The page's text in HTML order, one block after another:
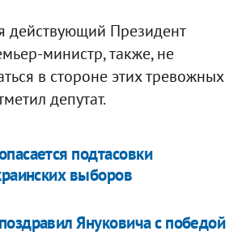
действующий Президент
министр, также, не
в стороне этих тревожных
депутат.
подтасовки
выборов
Януковича с победой